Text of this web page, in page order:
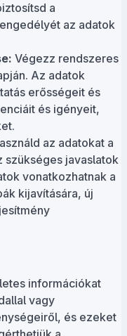
a
az adatok
Végezz rendszeres
Az adatok
erősségeit és
és igényeit,
az adatokat a
javaslatok
vonatkozhatnak a
kijavítására, új
információkat
vagy
és ezeket